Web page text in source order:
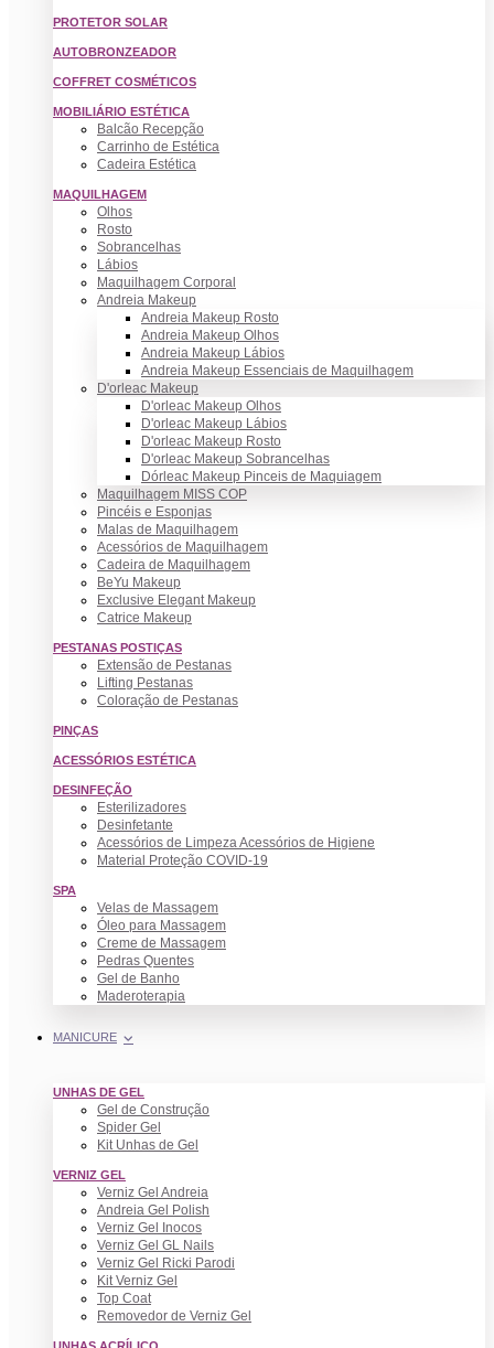
PROTETOR SOLAR
AUTOBRONZEADOR
COFFRET COSMÉTICOS
MOBILIÁRIO ESTÉTICA
Balcão Recepção
Carrinho de Estética
Cadeira Estética
MAQUILHAGEM
Olhos
Rosto
Sobrancelhas
Lábios
Maquilhagem Corporal
Andreia Makeup
Andreia Makeup Rosto
Andreia Makeup Olhos
Andreia Makeup Lábios
Andreia Makeup Essenciais de Maquilhagem
D'orleac Makeup
D'orleac Makeup Olhos
D'orleac Makeup Lábios
D'orleac Makeup Rosto
D'orleac Makeup Sobrancelhas
Dórleac Makeup Pinceis de Maquiagem
Maquilhagem MISS COP
Pincéis e Esponjas
Malas de Maquilhagem
Acessórios de Maquilhagem
Cadeira de Maquilhagem
BeYu Makeup
Exclusive Elegant Makeup
Catrice Makeup
PESTANAS POSTIÇAS
Extensão de Pestanas
Lifting Pestanas
Coloração de Pestanas
PINÇAS
ACESSÓRIOS ESTÉTICA
DESINFEÇÃO
Esterilizadores
Desinfetante
Acessórios de Limpeza Acessórios de Higiene
Material Proteção COVID-19
SPA
Velas de Massagem
Óleo para Massagem
Creme de Massagem
Pedras Quentes
Gel de Banho
Maderoterapia
MANICURE
UNHAS DE GEL
Gel de Construção
Spider Gel
Kit Unhas de Gel
VERNIZ GEL
Verniz Gel Andreia
Andreia Gel Polish
Verniz Gel Inocos
Verniz Gel GL Nails
Verniz Gel Ricki Parodi
Kit Verniz Gel
Top Coat
Removedor de Verniz Gel